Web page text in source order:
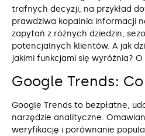
trafnych decyzji, na przykład
prawdziwa kopalnia informacji
zapytań z różnych dziedzin,
potencjalnych klientów. A jak
jakimi funkcjami się wyróżnia?
Google Trends:
Google Trends to bezpłatne,
narzędzie analityczne.
weryfikację i porównanie